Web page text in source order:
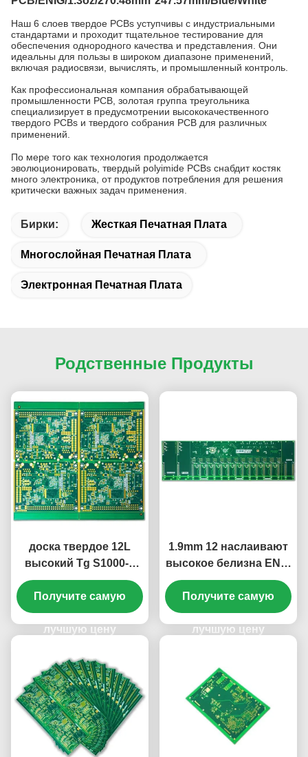
Наш 6 слоев твердое PCBs уступчивы с индустриальными
стандартами и проходит тщательное тестирование для
обеспечения однородного качества и представления. Они
идеальны для пользы в широком диапазоне применений,
включая радиосвязи, вычислять, и промышленный контроль.
Как профессиональная компания обрабатывающей
промышленности PCB, золотая группа треугольника
специализирует в предусмотрении высококачественного
твердого PCBs и твердого собрания PCB для различных
применений.
По мере того как технология продолжается
эволюционировать, твердый polyimide PCBs снабдит костяк
много электроника, от продуктов потребления для решения
критически важных задач применения.
Бирки: Жесткая Печатная Плата
Многослойная Печатная Плата
Электронная Печатная Плата
Родственные Продукты
доска твердое 12L
высокий Tg S1000-2
ENIG 2u PCB 1.66mm
разнослоистая
твердая»
Получите самую
лучшую цену
1.9mm 12 наслаивают
высокое белизна ENIG
S1000-2 Tg твердая
PCB доска 2u»
зеленая
Получите самую
лучшую цену